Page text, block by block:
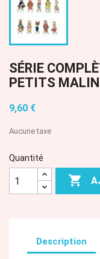
SÉRIE
PETITS
9,60 €
Aucune taxe
Quantité

Description